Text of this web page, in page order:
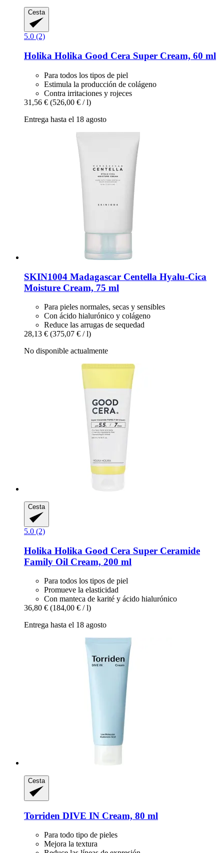
Cesta
5.0 (2)
Holika Holika Good Cera Super Cream, 60 ml
Para todos los tipos de piel
Estimula la producción de colágeno
Contra irritaciones y rojeces
31,56 € (526,00 € / l)
Entrega hasta el 18 agosto
SKIN1004 Madagascar Centella Hyalu-​Cica
Moisture Cream, 75 ml
Para pieles normales, secas y sensibles
Con ácido hialurónico y colágeno
Reduce las arrugas de sequedad
28,13 € (375,07 € / l)
No disponible actualmente
Cesta
5.0 (2)
Holika Holika Good Cera Super Ceramide
Family Oil Cream, 200 ml
Para todos los tipos de piel
Promueve la elasticidad
Con manteca de karité y ácido hialurónico
36,80 € (184,00 € / l)
Entrega hasta el 18 agosto
Cesta
Torriden DIVE IN Cream, 80 ml
Para todo tipo de pieles
Mejora la textura